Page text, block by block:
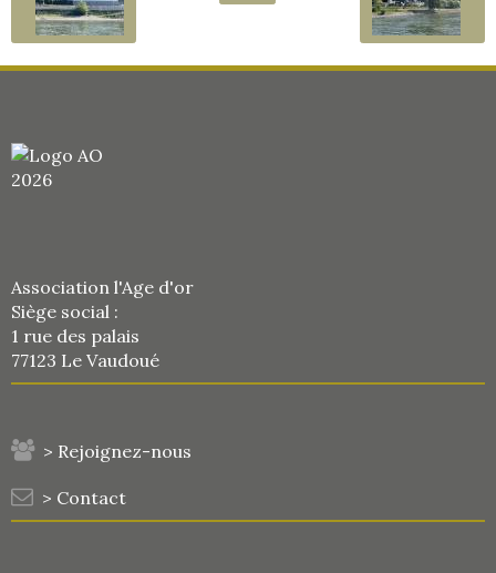
Association l'Age d'or
Siège social :
1 rue des palais
77123 Le Vaudoué
> Rejoignez-nous
> Contact